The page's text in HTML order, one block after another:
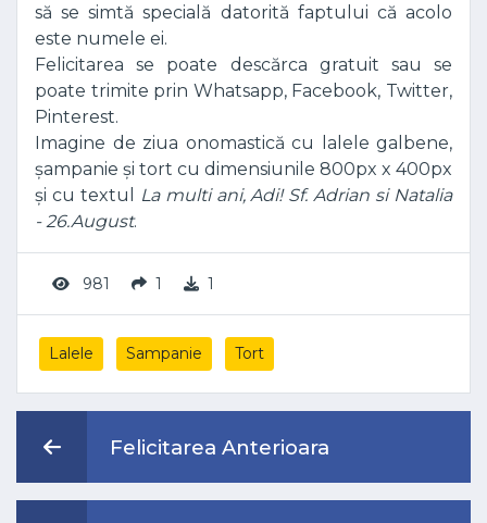
să se simtă specială datorită faptului că acolo
este numele ei.
Felicitarea se poate descărca gratuit sau se
poate trimite prin Whatsapp, Facebook, Twitter,
Pinterest.
Imagine de ziua onomastică cu lalele galbene,
șampanie și tort cu dimensiunile 800px x 400px
și cu textul
La multi ani, Adi! Sf. Adrian si Natalia
- 26.August.
981 1 1
Lalele Sampanie Tort
Felicitarea Anterioara